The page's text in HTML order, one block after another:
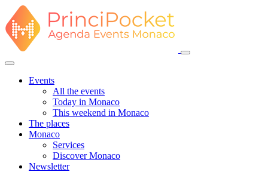
Events
All the events
Today in Monaco
This weekend in Monaco
The places
Monaco
Services
Discover Monaco
Newsletter